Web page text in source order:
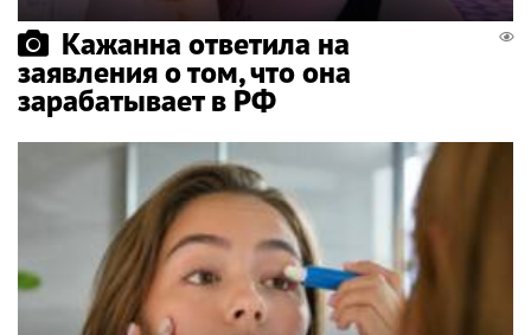
Кажанна ответила на
заявления о том, что она
зарабатывает в РФ